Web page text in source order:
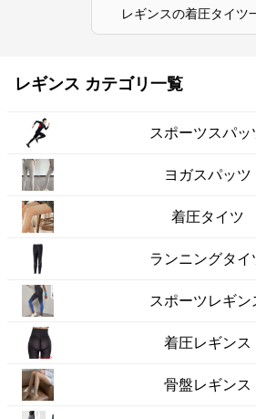
レギンスの着圧タイツ
レギンス カテゴリ一覧
スポーツスパッ
ヨガスパッツ
着圧タイツ
ランニングタイ
スポーツレギン
着圧レギンス
骨盤レギンス